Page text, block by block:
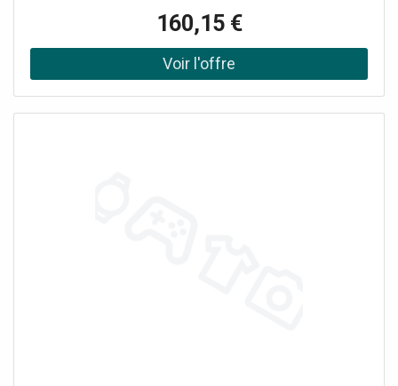
l'application Home + Control App, il offre un contrôle
précis, intuitif et personnalisable de la température :
Connexion Wi-Fi: contrôle à distance via Home + Control
App. Compatibilité: Prise en charge de Google Assistant,
160,15 €